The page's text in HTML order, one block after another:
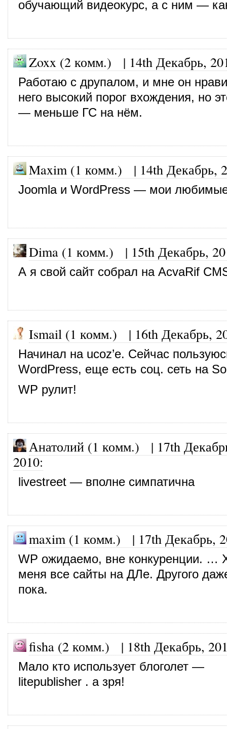
обучающий видеокурс, а с ним —
Zoxx (2 комм.) | 14th Декабрь,
Работаю с друпалом, и мне он
него высокий порог вхождения, но
— меньше ГС на нём.
Maxim (1 комм.) | 14th Декабрь,
Joomla и WordPress — мои
Dima (1 комм.) | 15th Декабрь,
А я свой сайт собрал на AcvaRif
Ismail (1 комм.) | 16th Декабрь,
Начинал на ucoz’е. Сейчас
WordPress, еще есть соц. сеть на
WP рулит!
Анатолий (1 комм.) | 17th
2010:
livestreet — вполне симпатична
maxim (1 комм.) | 17th Декабрь,
WP ожидаемо, вне конкуренции. …
меня все сайты на ДЛе. Другого
пока.
fisha (2 комм.) | 18th Декабрь,
Мало кто использует блоголет —
litepublisher . а зря!